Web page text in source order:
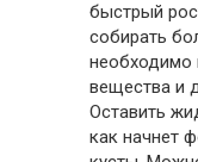
быстрый
собирать
необходимо
вещества и
Оставить
как начнет